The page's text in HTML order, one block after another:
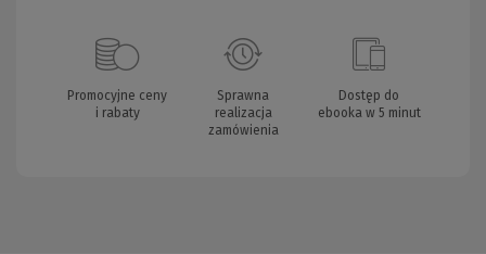
Promocyjne ceny
i rabaty
Sprawna
realizacja
zamówienia
Dostęp do
ebooka w 5 minut